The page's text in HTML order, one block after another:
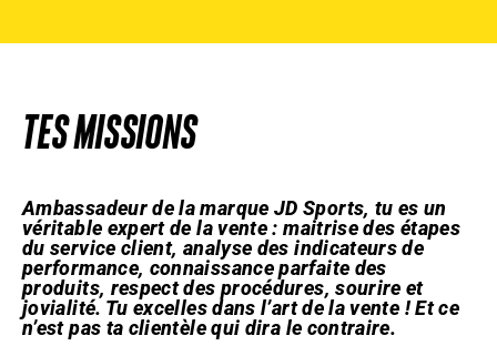
TES MISSIONS
Ambassadeur de la marque JD Sports, tu es un
véritable expert de la vente : maitrise des étapes
du service client, analyse des indicateurs de
performance, connaissance parfaite des
produits, respect des procédures, sourire et
jovialité. Tu excelles dans l’art de la vente ! Et ce
n’est pas ta clientèle qui dira le contraire.